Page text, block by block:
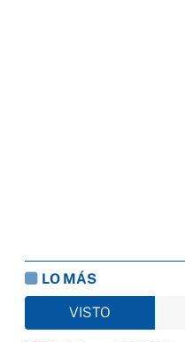
LO MÁS
VISTO